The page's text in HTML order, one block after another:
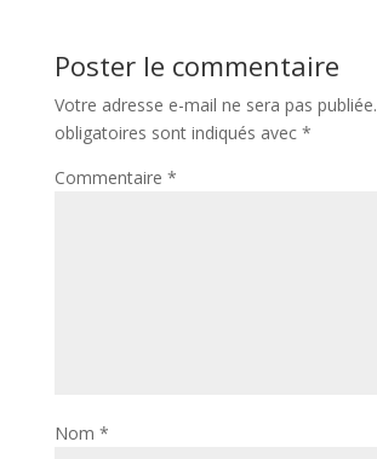
Poster le commentaire
Votre adresse e-mail ne sera pas publiée.
obligatoires sont indiqués avec *
Commentaire *
Nom *